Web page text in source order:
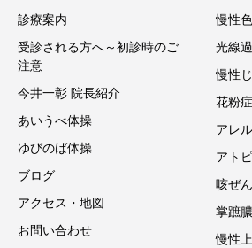
診療案内
受診される方へ～初診時のご
注意
今井一彰 院長紹介
あいうべ体操
ゆびのば体操
ブログ
アクセス・地図
お問い合わせ
慢性
光線
慢性
花粉症
アレ
アト
咳ぜ
掌蹠
慢性